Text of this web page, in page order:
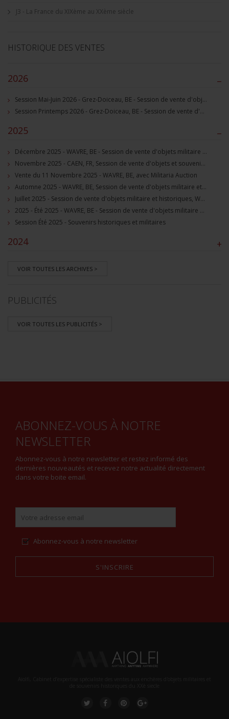
J3 - La France du XIXème au XXème siècle
HISTORIQUE DES VENTES
–
2026
Session Mai-Juin 2026 - Grez-Doiceau, BE - Session de vente d'objets militaire et souvenirs historiques
Session Printemps 2026 - Grez-Doiceau, BE - Session de vente d'objets militaire et souvenirs historiques
–
2025
Décembre 2025 - WAVRE, BE - Session de vente d'objets militaire et souvenirs historiques
Novembre 2025 - CAEN, FR, Session de vente d'objets et souvenirs militaires
Vente du 11 Novembre 2025 - WAVRE, BE, avec Militaria Auction
Automne 2025 - WAVRE, BE, Session de vente d'objets militaire et souvenirs historiques
Juillet 2025 - Session de vente d'objets militaire et historiques, Wavre, BE
2025 - Été 2025 - WAVRE, BE - Session de vente d'objets militaire et souvenirs historiques
Session Été 2025 - Souvenirs historiques et militaires
+
2024
VOIR TOUTES LES ARCHIVES >
PUBLICITÉS
VOIR TOUTES LES PUBLICITÉS >
ABONNEZ-VOUS À NOTRE
NEWSLETTER
Abonnez-vous à notre newsletter et restez informé des
dernières nouveautés et recevez notre actualité directement
dans votre boite email.
Abonnez-vous à notre newsletter
S'INSCRIRE